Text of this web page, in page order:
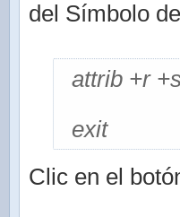
del Símbolo
attrib +r
exit
Clic en el